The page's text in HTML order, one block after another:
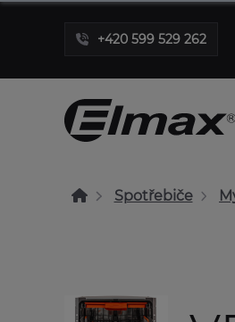
+420 599 529 262
Spotřebiče